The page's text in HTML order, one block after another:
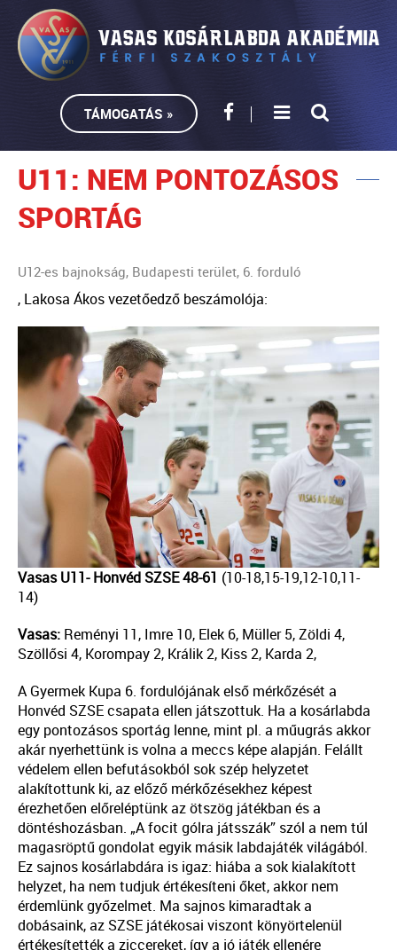
TÁMOGATÁS »
U11: NEM PONTOZÁSOS
SPORTÁG
U12-es bajnokság, Budapesti terület, 6. forduló
, Lakosa Ákos vezetőedző beszámolója:
Vasas U11- Honvéd SZSE 48-61 (10-18,15-19,12-10,11-
14)
Vasas: Reményi 11, Imre 10, Elek 6, Müller 5, Zöldi 4,
Szöllősi 4, Korompay 2, Králik 2, Kiss 2, Karda 2,
A Gyermek Kupa 6. fordulójának első mérkőzését a
Honvéd SZSE csapata ellen játszottuk. Ha a kosárlabda
egy pontozásos sportág lenne, mint pl. a műugrás akkor
akár nyerhettünk is volna a meccs képe alapján. Felállt
védelem ellen befutásokból sok szép helyzetet
alakítottunk ki, az előző mérkőzésekhez képest
érezhetően előreléptünk az ötszög játékban és a
döntéshozásban. „A focit gólra játsszák” szól a nem túl
magasröptű gondolat egyik másik labdajáték világából.
Ez sajnos kosárlabdára is igaz: hiába a sok kialakított
helyzet, ha nem tudjuk értékesíteni őket, akkor nem
érdemlünk győzelmet. Ma sajnos kimaradtak a
dobásaink, az SZSE játékosai viszont könyörtelenül
értékesítették a ziccereket, így a jó játék ellenére